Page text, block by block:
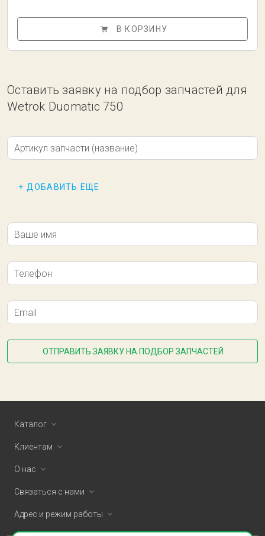
В КОРЗИНУ
Оставить заявку на подбор запчастей для
Wetrok Duomatic 750
Артикул запчасти (название)
+ ДОБАВИТЬ ЕЩЕ
Ваше имя
Телефон
Email
ОТПРАВИТЬ ЗАЯВКУ НА ПОДБОР ЗАПЧАСТЕЙ
Каталог
Клиентам
О нас
Связаться с нами
Адрес и режим работы